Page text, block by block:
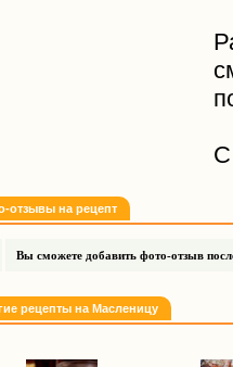
С
отзывы на рецепт
Вы сможете добавить фото-отзыв
рецепты на Масленицу